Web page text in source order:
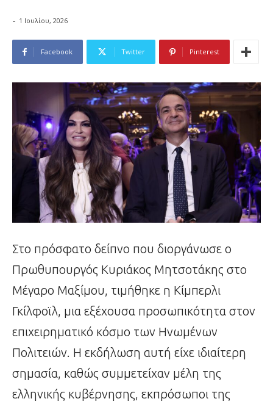
- 1 Ιουλίου, 2026
Facebook Twitter Pinterest
Στο πρόσφατο δείπνο που διοργάνωσε ο
Πρωθυπουργός Κυριάκος Μητσοτάκης στο
Μέγαρο Μαξίμου, τιμήθηκε η Κίμπερλι
Γκίλφοϊλ, μια εξέχουσα προσωπικότητα στον
επιχειρηματικό κόσμο των Ηνωμένων
Πολιτειών. Η εκδήλωση αυτή είχε ιδιαίτερη
σημασία, καθώς συμμετείχαν μέλη της
ελληνικής κυβέρνησης, εκπρόσωποι της